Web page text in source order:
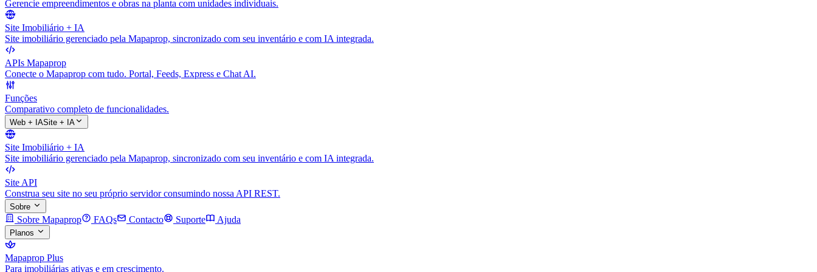
Gerencie empreendimentos e obras na planta com unidades individuais.
Site Imobiliário + IA
Site imobiliário gerenciado pela Mapaprop, sincronizado com seu inventário e com IA integrada.
APIs Mapaprop
Conecte o Mapaprop com tudo. Portal, Feeds, Express e Chat AI.
Funções
Comparativo completo de funcionalidades.
Web + IASite + IA
Site Imobiliário + IA
Site imobiliário gerenciado pela Mapaprop, sincronizado com seu inventário e com IA integrada.
Site API
Construa seu site no seu próprio servidor consumindo nossa API REST.
Sobre
Sobre Mapaprop FAQs Contacto Suporte Ajuda
Planos
Mapaprop Plus
Para imobiliárias ativas e em crescimento.